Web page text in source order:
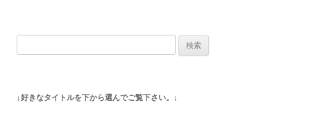
索:
↓好きなタイトルを下から選んでご覧下さい。↓